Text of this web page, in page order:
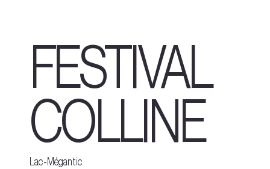
FESTIVAL
COLLINE
Lac-Mégantic